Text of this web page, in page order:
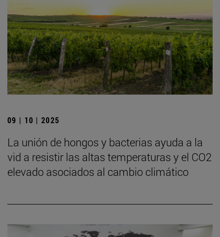
09 | 10 | 2025
La unión de hongos y bacterias ayuda a la
vid a resistir las altas temperaturas y el CO2
elevado asociados al cambio climático